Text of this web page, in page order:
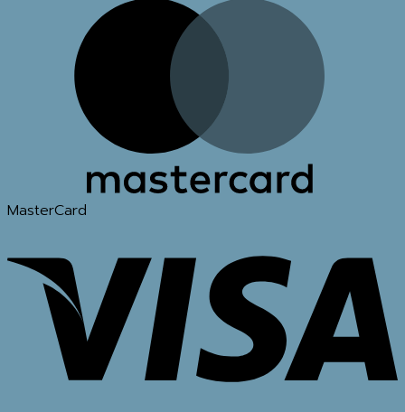
MasterCard